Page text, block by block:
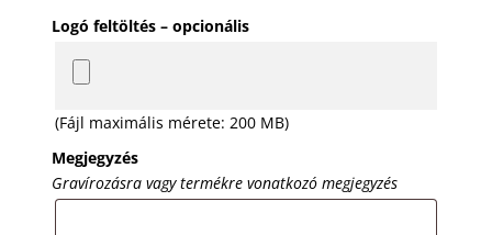
Logó feltöltés – opcionális
(Fájl maximális mérete: 200 MB)
Megjegyzés
Gravírozásra vagy termékre vonatkozó megjegyzés